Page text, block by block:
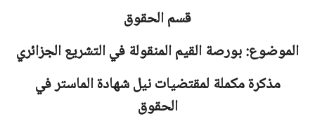
قسم الحقوق
الموضوع: بورصة القيم المنقولة في التشريع الجزائري
مذكرة مكملة لمقتضيات نيل شهادة الماستر في
الحقوق